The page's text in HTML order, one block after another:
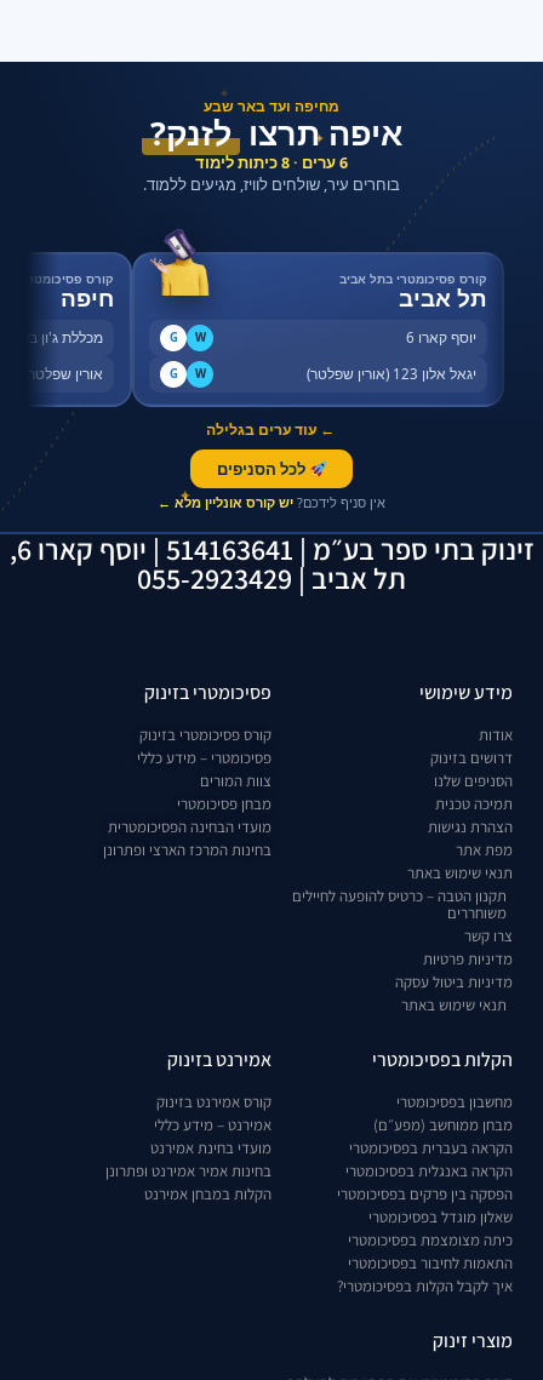
✦
✦
✦
מחיפה ועד באר שבע
איפה תרצולזנק?
6 ערים · 8 כיתות לימוד
בוחרים עיר, שולחים לוויז, מגיעים ללמוד.
קורס פסיכומטרי בתל אביב
תל אביב
יוסף קארו 6 W
G
יגאל אלון 123 (אורין שפלטר) W
G
קורס פסיכומטרי
חיפה
מכללת ג'ון
אורין שפלטר,
← עוד ערים בגלילה
לכל הסניפים
אין סניף לידכם? יש קורס אונליין מלא ←
זינוק בתי ספר בע״מ | 514163641 | יוסף קארו 6,
תל אביב | 055-2923429
מידע שימושי
אודות
דרושים בזינוק
הסניפים שלנו
תמיכה טכנית
הצהרת נגישות
מפת אתר
תנאי שימוש באתר
תקנון הטבה – כרטיס להופעה לחיילים
משוחררים
צרו קשר
מדיניות פרטיות
מדיניות ביטול עסקה
תנאי שימוש באתר
פסיכומטרי בזינוק
קורס פסיכומטרי בזינוק
פסיכומטרי – מידע כללי
צוות המורים
מבחן פסיכומטרי
מועדי הבחינה הפסיכומטרית
בחינות המרכז הארצי ופתרונן
הקלות בפסיכומטרי
מחשבון בפסיכומטרי
מבחן ממוחשב (מפע״ם)
הקראה בעברית בפסיכומטרי
הקראה באנגלית בפסיכומטרי
הפסקה בין פרקים בפסיכומטרי
שאלון מוגדל בפסיכומטרי
כיתה מצומצמת בפסיכומטרי
התאמות לחיבור בפסיכומטרי
איך לקבל הקלות בפסיכומטרי?
אמירנט בזינוק
קורס אמירנט בזינוק
אמירנט – מידע כללי
מועדי בחינת אמירנט
בחינות אמיר אמירנט ופתרונן
הקלות במבחן אמירנט
מוצרי זינוק